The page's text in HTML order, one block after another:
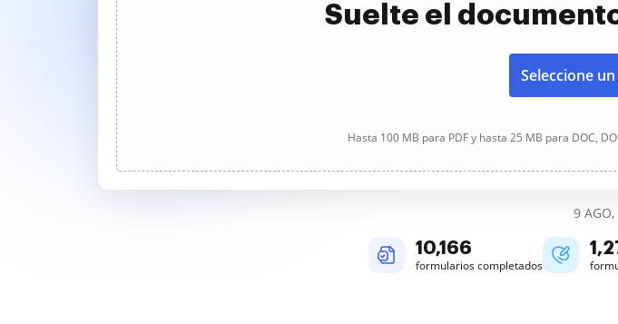
Suelte el
Seleccione
Hasta 100 MB para PDF y hasta 25 MB para DOC,
9
10,167
formularios completados